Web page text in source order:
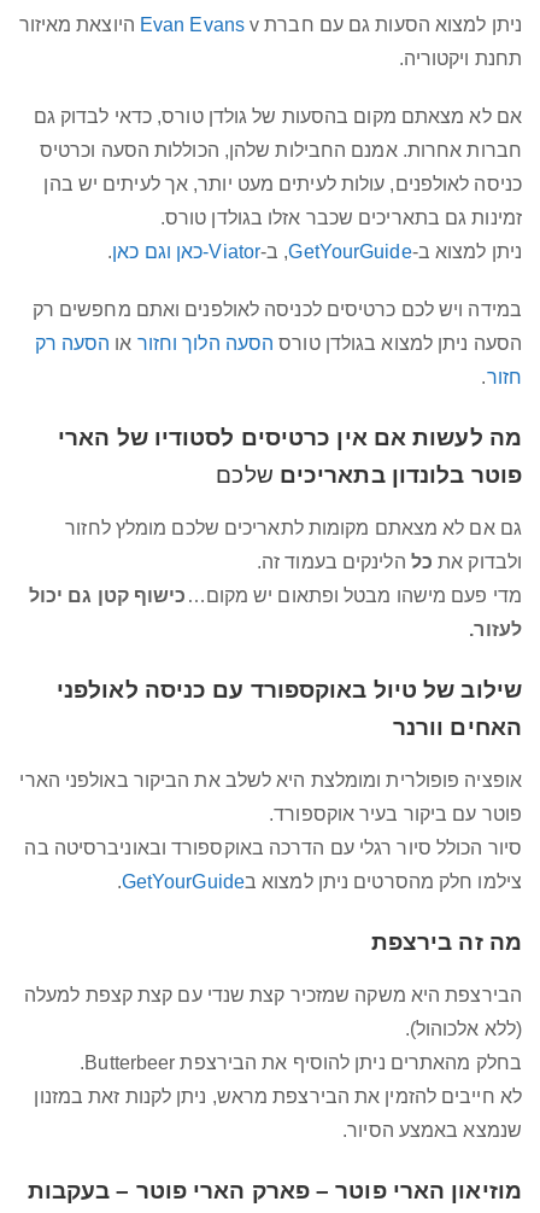
ניתן למצוא הסעות גם עם חברת Evan Evans v היוצאת מאיזור
תחנת ויקטוריה.
אם לא מצאתם מקום בהסעות של גולדן טורס, כדאי לבדוק גם
חברות אחרות. אמנם החבילות שלהן, הכוללות הסעה וכרטיס
כניסה לאולפנים, עולות לעיתים מעט יותר, אך לעיתים יש בהן
זמינות גם בתאריכים שכבר אזלו בגולדן טורס.
ניתן למצוא ב-GetYourGuide, ב-Viator-כאן וגם כאן.
במידה ויש לכם כרטיסים לכניסה לאולפנים ואתם מחפשים רק
הסעה ניתן למצוא בגולדן טורס הסעה הלוך וחזור או הסעה רק
חזור.
מה לעשות אם אין כרטיסים לסטודיו של הארי
פוטר בלונדון בתאריכים שלכם
גם אם לא מצאתם מקומות לתאריכים שלכם מומלץ לחזור
ולבדוק את כל הלינקים בעמוד זה.
מדי פעם מישהו מבטל ופתאום יש מקום… כישוף קטן גם יכול
לעזור.
שילוב של טיול באוקספורד עם כניסה לאולפני
האחים וורנר
אופציה פופולרית ומומלצת היא לשלב את הביקור באולפני הארי
פוטר עם ביקור בעיר אוקספורד.
סיור הכולל סיור רגלי עם הדרכה באוקספורד ובאוניברסיטה בה
צילמו חלק מהסרטים ניתן למצוא בGetYourGuide
.
מה זה בירצפת
הבירצפת היא משקה שמזכיר קצת שנדי עם קצת קצפת למעלה
(ללא אלכוהול).
בחלק מהאתרים ניתן להוסיף את הבירצפת Butterbeer.
לא חייבים להזמין את הבירצפת מראש, ניתן לקנות זאת במזנון
שנמצא באמצע הסיור.
מוזיאון הארי פוטר – פארק הארי פוטר – בעקבות